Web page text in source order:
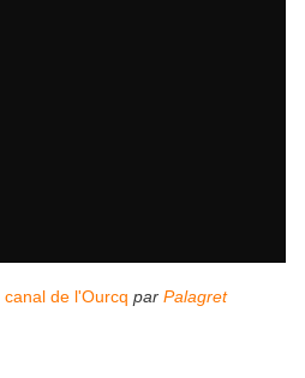
de l'Ourcq par Palagret